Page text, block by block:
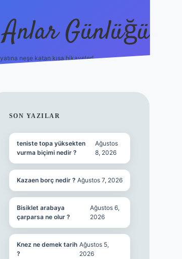
Günlüğü
neşe katan kısa hikayeler!
SIDEBAR
SON YAZILAR
teniste topa yüksekten
vurma biçimi nedir ?
Ağustos
8, 2026
Kazaen borç nedir ? Ağustos 7, 2026
Bisiklet arabaya
çarparsa ne olur ?
Ağustos 6,
2026
Knez ne demek tarih
?
Ağustos 5,
2026
vdcasino güncel giriş